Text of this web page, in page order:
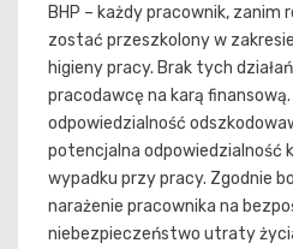
BHP – każdy pracownik, zanim
zostać przeszkolony w
higieny pracy. Brak tych
pracodawcę na karą
odpowiedzialność
potencjalna odpowiedzialność
wypadku przy pracy. Zgodnie
narażenie pracownika na
niebezpieczeństwo utraty